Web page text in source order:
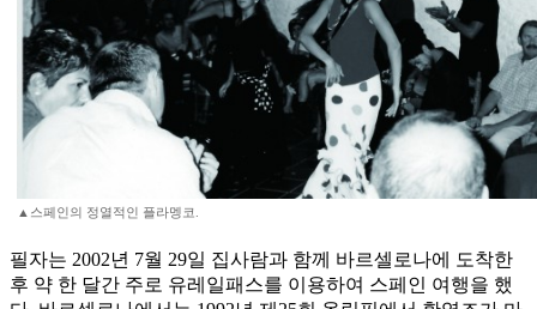
▲스페인의 정열적인 플라멩코.
필자는 2002년 7월 29일 집사람과 함께 바르셀로나에 도착한
후 약 한 달간 주로 유레일패스를 이용하여 스페인 여행을 했